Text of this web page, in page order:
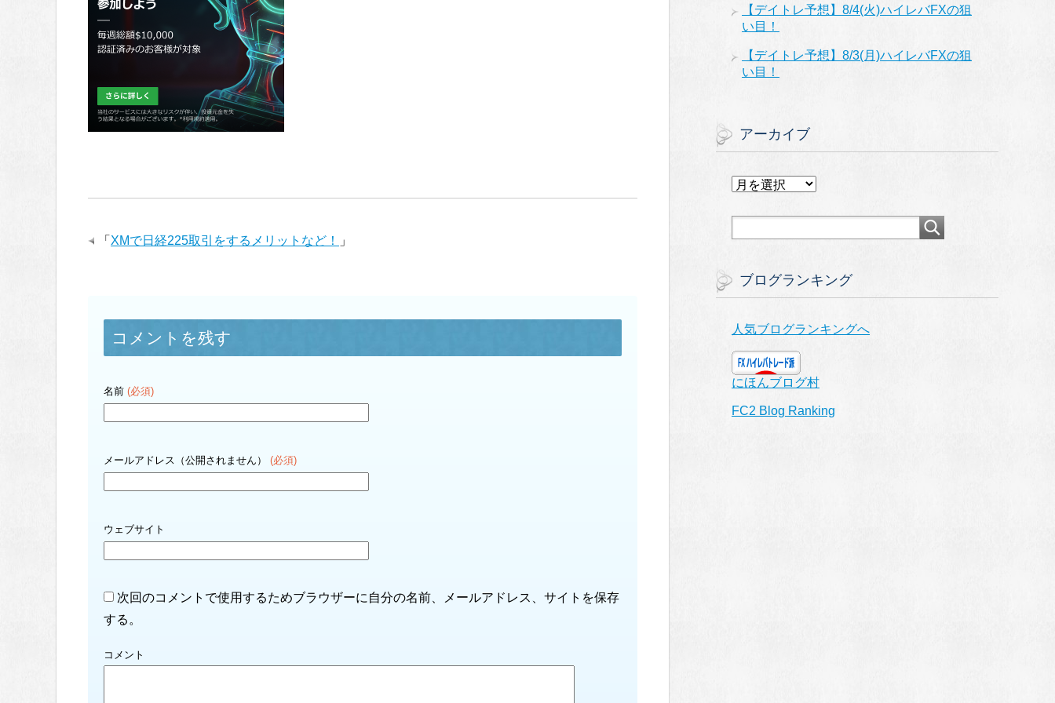
「 XMで日経225取引をするメリットなど！ 」
コメントを残す
名前 (必須)
メールアドレス（公開されません） (必須)
ウェブサイト
次回のコメントで使用するためブラウザーに自分の名前、メールアドレス、サイトを保存
する。
コメント
【デイトレ予想】8/4(火)ハイレバFXの狙
い目！
【デイトレ予想】8/3(月)ハイレバFXの狙
い目！
アーカイブ
ア
カ
ブログランキング
人気ブログランキングへ
にほんブログ村
FC2 Blog Ranking